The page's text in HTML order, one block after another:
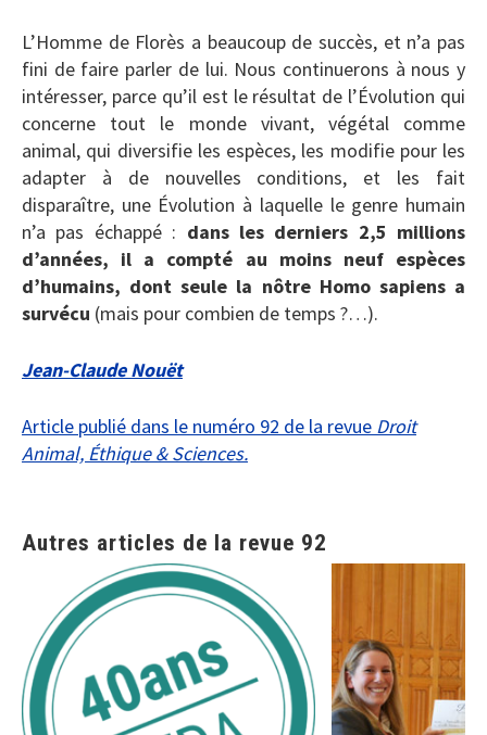
L’Homme de Florès a beaucoup de succès, et n’a pas
fini de faire parler de lui. Nous continuerons à nous y
intéresser, parce qu’il est le résultat de l’Évolution qui
concerne tout le monde vivant, végétal comme
animal, qui diversifie les espèces, les modifie pour les
adapter à de nouvelles conditions, et les fait
disparaître, une Évolution à laquelle le genre humain
n’a pas échappé : dans les derniers 2,5 millions
d’années, il a compté au moins neuf espèces
d’humains, dont seule la nôtre Homo sapiens a
survécu (mais pour combien de temps ?…).
Jean-Claude Nouët
Article publié dans le numéro 92 de la revue Droit
Animal, Éthique & Sciences.
Autres articles de la revue 92